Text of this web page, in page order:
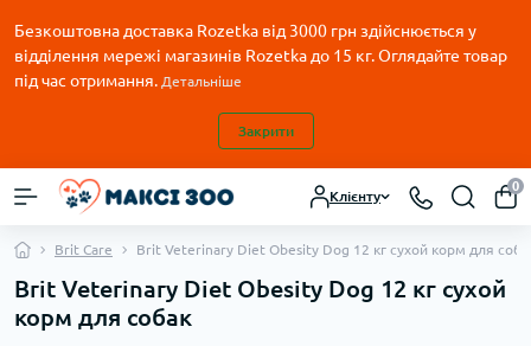
Безкоштовна доставка Rozetka від 3000 грн здійснюється у
відділення мережі магазинів Rozetka до 15 кг. Оглядайте товар
під час отримання. Детальніше
Закрити
Клієнту
0
Brit Care Brit Veterinary Diet Obesity Dog 12 кг сухой корм для
Brit Veterinary Diet Obesity Dog 12 кг сухой
корм для собак